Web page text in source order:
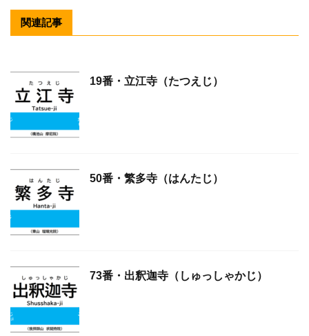
関連記事
19番・立江寺（たつえじ）
50番・繁多寺（はんたじ）
73番・出釈迦寺（しゅっしゃかじ）